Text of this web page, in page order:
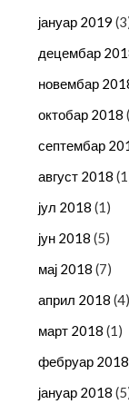
јануар 2019
децембар
новембар
октобар 2018
септембар
август 2018
јул 2018 (1)
јун 2018 (5)
мај 2018 (7)
април 2018 (4)
март 2018 (1)
фебруар 2018
јануар 2018